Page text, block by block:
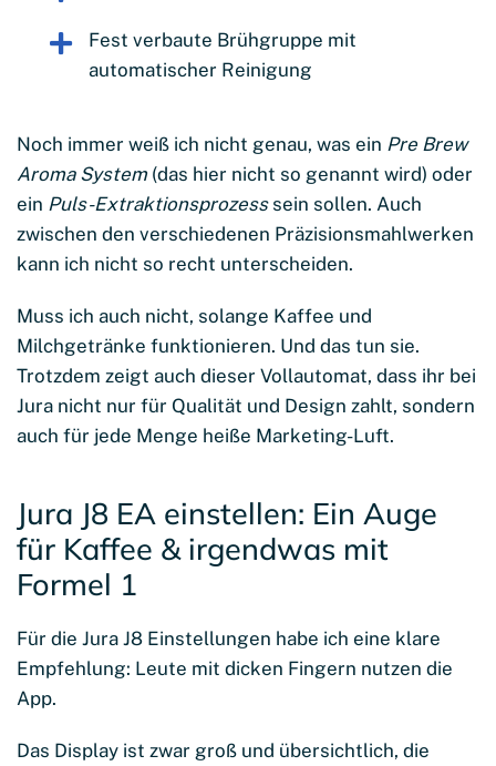
Fest verbaute Brühgruppe mit
automatischer Reinigung
Noch immer weiß ich nicht genau, was ein Pre Brew
Aroma System(das hier nicht so genannt wird) oder
ein Puls-Extraktionsprozess sein sollen. Auch
zwischen den verschiedenen Präzisionsmahlwerken
kann ich nicht so recht unterscheiden.
Muss ich auch nicht, solange Kaffee und
Milchgetränke funktionieren. Und das tun sie.
Trotzdem zeigt auch dieser Vollautomat, dass ihr bei
Jura nicht nur für Qualität und Design zahlt, sondern
auch für jede Menge heiße Marketing-Luft.
Jura J8 EA einstellen: Ein Auge
für Kaffee & irgendwas mit
Formel 1
Für die Jura J8 Einstellungen habe ich eine klare
Empfehlung: Leute mit dicken Fingern nutzen die
App.
Das Display ist zwar groß und übersichtlich, die